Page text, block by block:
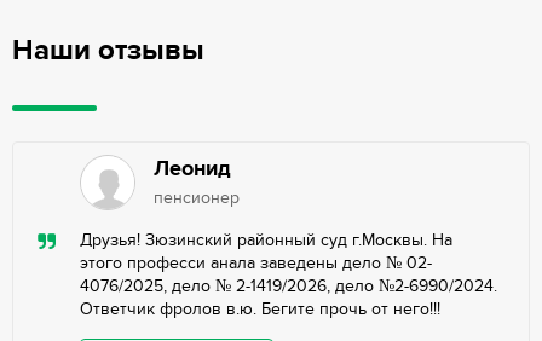
Наши отзывы
Леонид
пенсионер
Друзья! Зюзинский районный суд г.Москвы. На
этого професси анала заведены дело № 02-
4076/2025, дело № 2-1419/2026, дело №2-6990/2024.
Ответчик фролов в.ю. Бегите прочь от него!!!